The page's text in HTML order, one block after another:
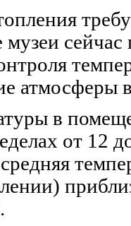
атмосферы
в
от 12